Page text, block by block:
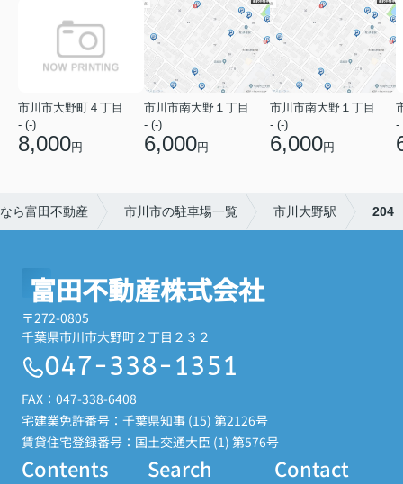
市川市大野町４丁目
- (-)
8,000円
市川市南大野１丁目
- (-)
6,000円
市川市南大野１丁目
- (-)
6,000円
-
ら富田不動産 市川市の駐車場一覧 市川大野駅 204
富田不動産株式会社
〒272-0805
千葉県市川市大野町２丁目２３２
047-338-1351
FAX：047-338-6408
宅建業免許番号：千葉県知事 (15) 第2126号
賃貸住宅登録番号：国土交通大臣 (1) 第576号
Contents Search Contact